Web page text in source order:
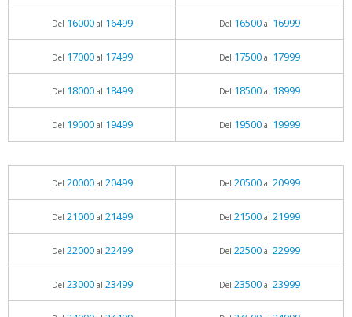
Del 16000al 16499 Del 16500al 16999
Del 17000al 17499 Del 17500al 17999
Del 18000al 18499 Del 18500al 18999
Del 19000al 19499 Del 19500al 19999
Del 20000al 20499 Del 20500al 20999
Del 21000al 21499 Del 21500al 21999
Del 22000al 22499 Del 22500al 22999
Del 23000al 23499 Del 23500al 23999